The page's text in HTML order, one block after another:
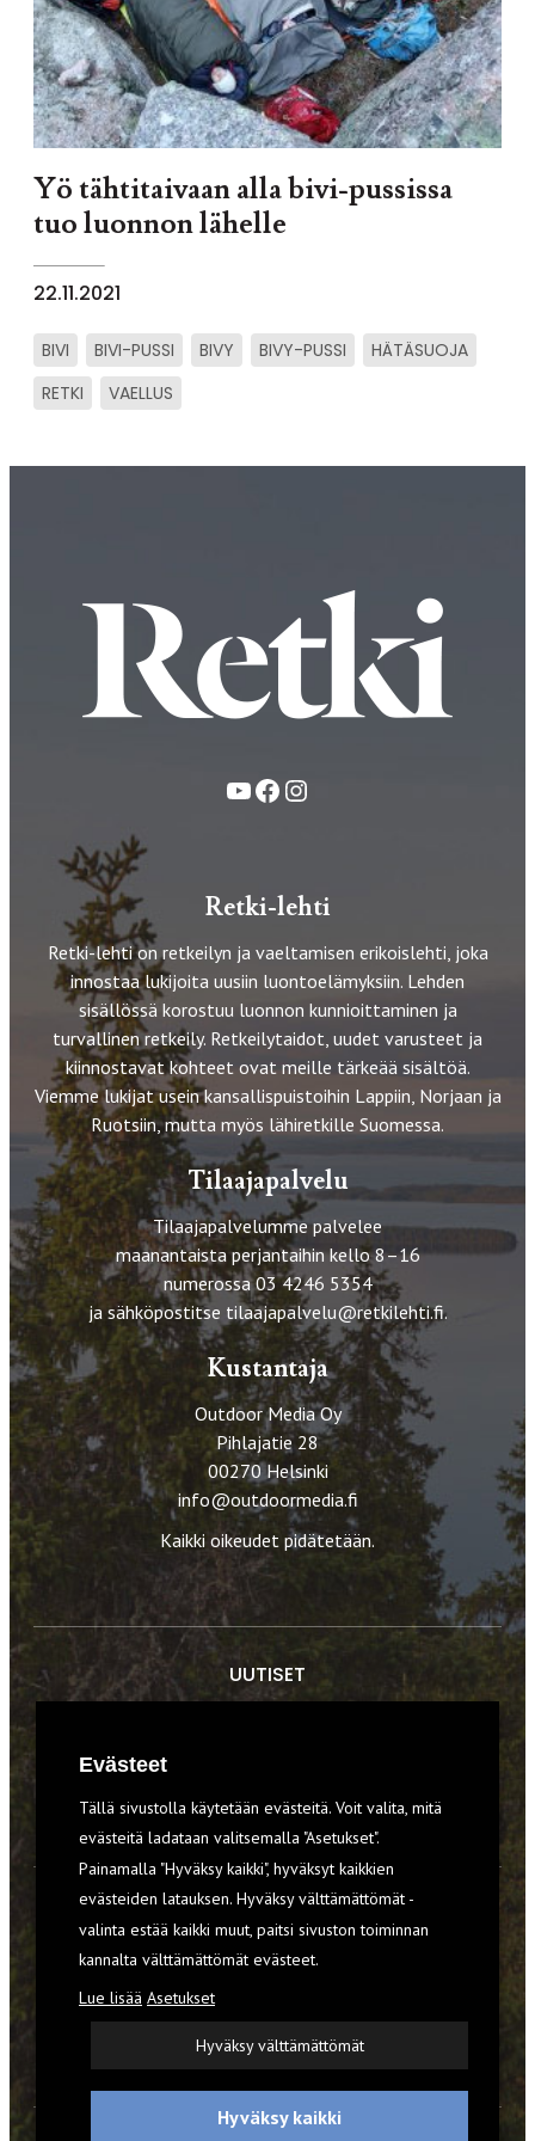
Yö tähtitaivaan alla bivi-pussissa
tuo luonnon lähelle
22.11.2021
BIVI BIVI-PUSSI BIVY BIVY-PUSSI
HÄTÄSUOJA
RETKI
VAELLUS
YouTube
FacebookInstagram
Retki-lehti
Retki-lehti on retkeilyn ja vaeltamisen erikoislehti, joka
innostaa lukijoita uusiin luontoelämyksiin. Lehden
sisällössä korostuu luonnon kunnioittaminen ja
turvallinen retkeily. Retkeilytaidot, uudet varusteet ja
kiinnostavat kohteet ovat meille tärkeää sisältöä.
Viemme lukijat usein kansallispuistoihin Lappiin, Norjaan ja
Ruotsiin, mutta myös lähiretkille Suomessa.
Tilaajapalvelu
Tilaajapalvelumme palvelee
maanantaista perjantaihin kello 8–16
numerossa 03 4246 5354
ja sähköpostitse tilaajapalvelu@retkilehti.fi.
Kustantaja
Outdoor Media Oy
Pihlajatie 28
00270 Helsinki
info@outdoormedia.fi
Kaikki oikeudet pidätetään.
UUTISET
VARUSTEET
TILAA RETKI-LEHTI
YHTEYSTIEDOT
REKISTERISELOSTE
EVÄSTEET
Evästeet
Tällä sivustolla käytetään evästeitä. Voit valita, mitä
evästeitä ladataan valitsemalla "Asetukset".
Painamalla "Hyväksy kaikki", hyväksyt kaikkien
evästeiden latauksen. Hyväksy välttämättömät -
valinta estää kaikki muut, paitsi sivuston toiminnan
kannalta välttämättömät evästeet.
Lue lisää Asetukset
Hyväksy välttämättömät
Hyväksy kaikki